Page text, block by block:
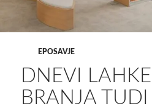
EPOSAVJE
DNEVI
BRANJA TUDI